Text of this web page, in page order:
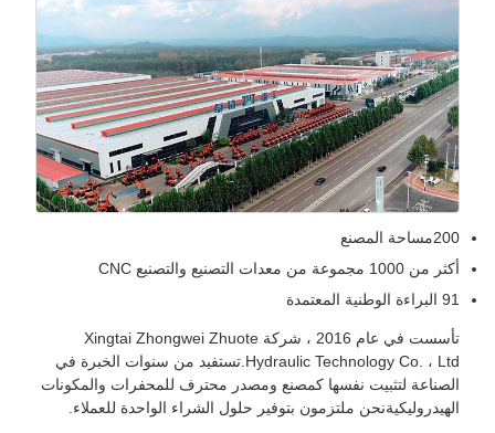
200مساحة المصنع
أكثر من 1000 مجموعة من معدات التصنيع والتصنيع CNC
تأسست في عام 2016 ، شركة Xingtai Zhongwei Zhuote
Hydraulic Technology Co. ، Ltd.تستفيد من سنوات الخبرة في
الصناعة لتثبيت نفسها كمصنع ومصدر محترف للمحفرات والمكونات
الهيدروليكيةنحن ملتزمون بتوفير حلول الشراء الواحدة للعملاء.